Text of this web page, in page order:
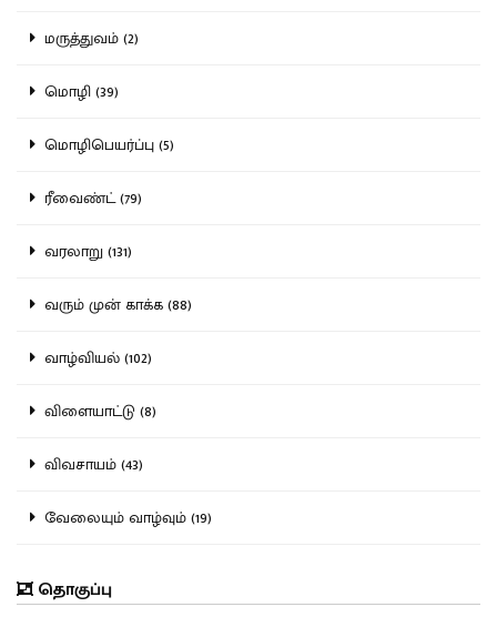
மருத்துவம் (2)
மொழி (39)
மொழிபெயர்ப்பு (5)
ரீவைண்ட் (79)
வரலாறு (131)
வரும் முன் காக்க (88)
வாழ்வியல் (102)
விளையாட்டு (8)
விவசாயம் (43)
வேலையும் வாழ்வும் (19)
தொகுப்பு